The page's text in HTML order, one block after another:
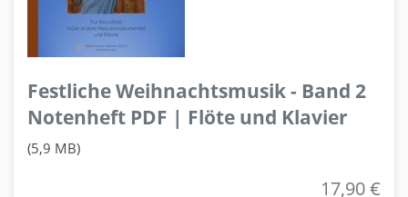
Festliche Weihnachtsmusik - Band 2
Notenheft PDF | Flöte und Klavier
(5,9 MB)
17,90 €